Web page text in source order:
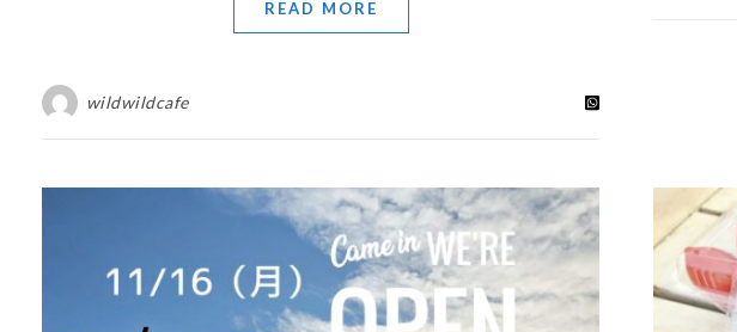
READ MORE
wildwildcafe